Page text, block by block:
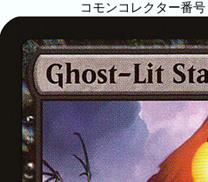
コモンコレクター番号